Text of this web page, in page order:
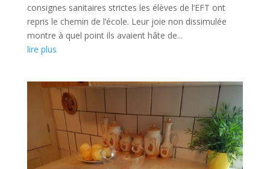
consignes sanitaires strictes les élèves de l’EFT ont
repris le chemin de l’école. Leur joie non dissimulée
montre à quel point ils avaient hâte de...
lire plus